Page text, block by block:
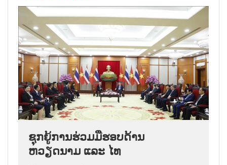
ຊຸກຍູ້ການຮ່ວມມືຮອບດ້ານ
ຫວຽດນາມ ແລະ ໄທ